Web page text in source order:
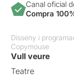
Canal oficial
Compra
Disseny i
Copymouse
Vull veure
Teatre